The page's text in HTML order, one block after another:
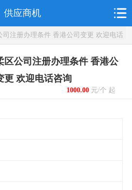
供应商机
注册办理条件 香港公司变更 欢迎电话
区公司注册办理条件 香港公
更 欢迎电话咨询
1000.00元/个 起